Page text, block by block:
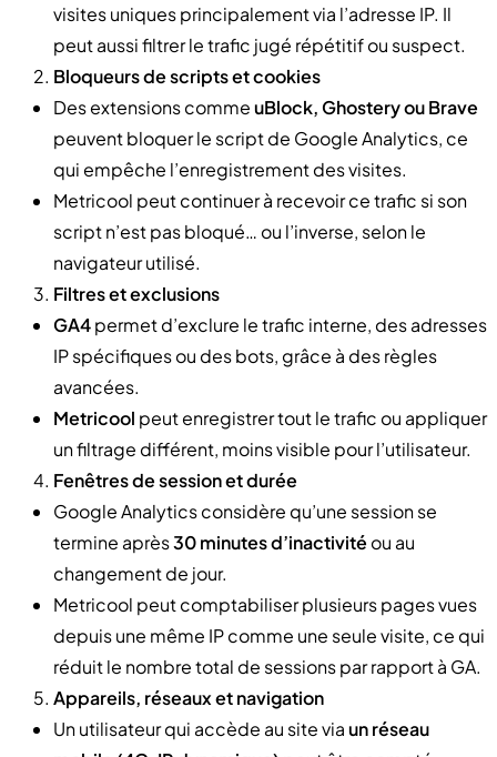
visites uniques principalement via l’adresse IP. Il
peut aussi filtrer le trafic jugé répétitif ou suspect.
Bloqueurs de scripts et cookies
Des extensions commeuBlock, Ghostery ou Brave
peuvent bloquer le script de Google Analytics, ce
qui empêche l’enregistrement des visites.
Metricool peut continuer à recevoir ce trafic si son
script n’est pas bloqué… ou l’inverse, selon le
navigateur utilisé.
Filtres et exclusions
GA4permet d’exclure le trafic interne, des adresses
IP spécifiques ou des bots, grâce à des règles
avancées.
Metricool peut enregistrer tout le trafic ou appliquer
un filtrage différent, moins visible pour l’utilisateur.
Fenêtres de session et durée
Google Analytics considère qu’une session se
termine après30 minutes d’inactivité ou au
changement de jour.
Metricool peut comptabiliser plusieurs pages vues
depuis une même IP comme une seule visite, ce qui
réduit le nombre total de sessions par rapport à GA.
Appareils, réseaux et navigation
Un utilisateur qui accède au site viaun réseau